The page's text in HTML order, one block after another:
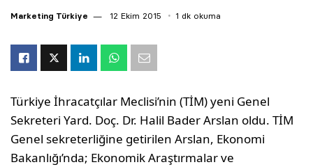
Marketing Türkiye 12 Ekim 2015 1 dk okuma
Türkiye İhracatçılar Meclisi’nin (TİM) yeni Genel
Sekreteri Yard. Doç. Dr. Halil Bader Arslan oldu. TİM
Genel sekreterliğine getirilen Arslan, Ekonomi
Bakanlığı’nda; Ekonomik Araştırmalar ve